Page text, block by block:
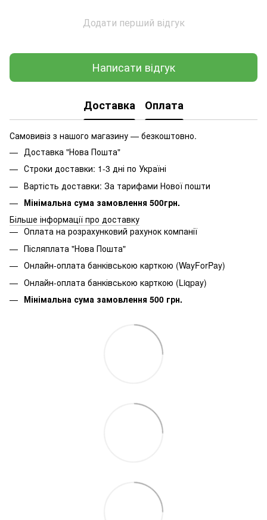
Додати перший відгук
Написати відгук
Доставка Оплата
Самовивіз з нашого магазину — безкоштовно.
Доставка "Нова Пошта"
Строки доставки: 1-3 дні по Україні
Вартість доставки: За тарифами Нової пошти
Мінімальна сума замовлення 500грн.
Більше інформації про доставку
Оплата на розрахунковий рахунок компанії
Післяплата "Нова Пошта"
Онлайн-оплата банківською карткою (WayForPay)
Онлайн-оплата банківською карткою (Liqpay)
Мінімальна сума замовлення 500 грн.